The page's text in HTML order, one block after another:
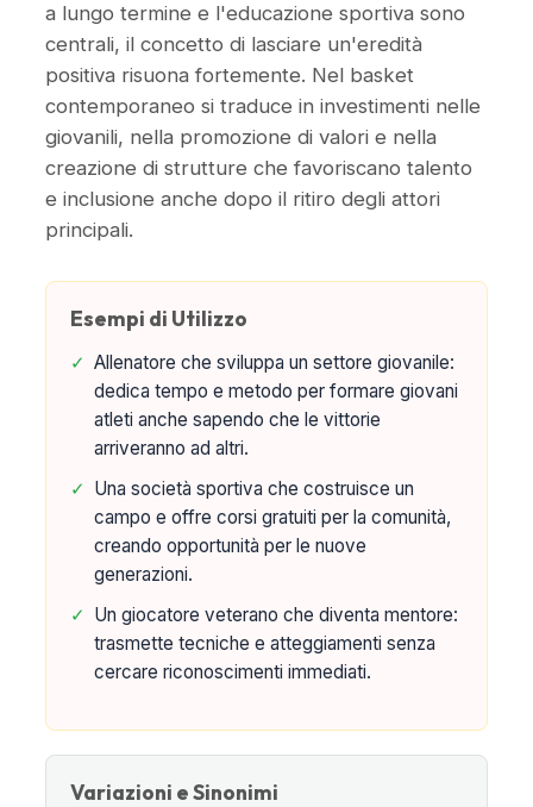
a lungo termine e l'educazione sportiva sono
centrali, il concetto di lasciare un'eredità
positiva risuona fortemente. Nel basket
contemporaneo si traduce in investimenti nelle
giovanili, nella promozione di valori e nella
creazione di strutture che favoriscano talento
e inclusione anche dopo il ritiro degli attori
principali.
Esempi di Utilizzo
✓ Allenatore che sviluppa un settore giovanile:
dedica tempo e metodo per formare giovani
atleti anche sapendo che le vittorie
arriveranno ad altri.
✓ Una società sportiva che costruisce un
campo e offre corsi gratuiti per la comunità,
creando opportunità per le nuove
generazioni.
✓ Un giocatore veterano che diventa mentore:
trasmette tecniche e atteggiamenti senza
cercare riconoscimenti immediati.
Variazioni e Sinonimi